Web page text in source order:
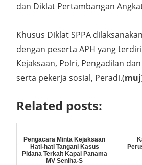
dan Diklat Pertambangan
Khusus Diklat SPPA
dengan peserta APH yang
Kejaksaan, Polri, Pengadilan
serta pekerja sosial, Peradi.(muj
Related posts:
Pengacara Minta Kejaksaan
Hati-hati Tangani Kasus
Pidana Terkait Kapal Panama
MV Seniha-S